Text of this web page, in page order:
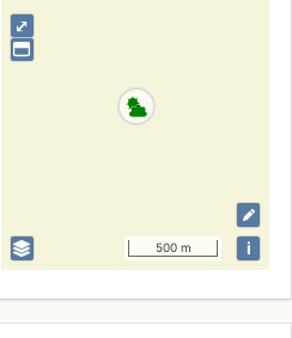
⤢
500 m i